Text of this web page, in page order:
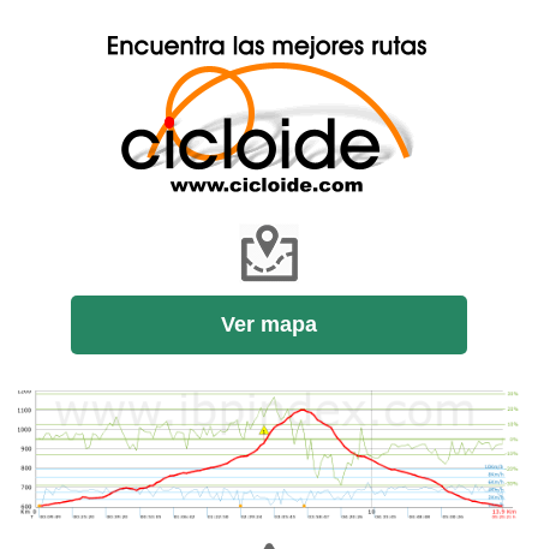
Ver mapa